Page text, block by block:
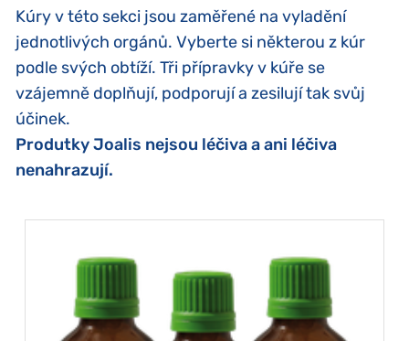
Kúry v této sekci jsou zaměřené na vyladění
jednotlivých orgánů. Vyberte si některou z kúr
podle svých obtíží. Tři přípravky v kúře se
vzájemně doplňují, podporují a zesilují tak svůj
účinek.
Produtky Joalis nejsou léčiva a ani léčiva
nenahrazují.